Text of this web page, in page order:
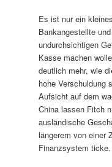
Es ist nur ein
Bankangestellte
undurchsichtigen
Kasse machen
deutlich mehr, wie
hohe Verschuldung
Aufsicht auf dem
China lassen Fitch
ausländische
längerem von einer
Finanzsystem ticke.